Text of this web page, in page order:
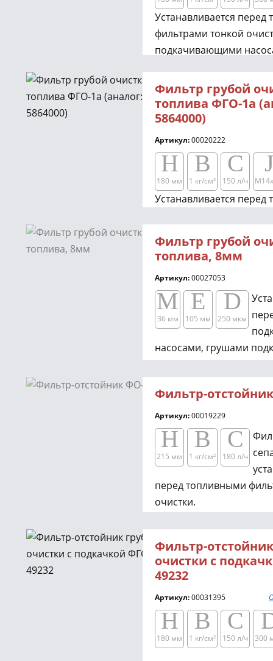
Устанавливается
фильтрами тонкой
подкачивающими
топлива через
Фильтр грубой
топлива ФГО-1а
5864000)
Артикул:00020222
H
180 мм
B
1 кг/см²​​
C
150 л/ч
Устанавливается
грубой очистки и
топлива через
Фильтр грубой
топлива, 8мм
Артикул:00027053
M
36 мм
E
105 мм
D
250 мкм
насосами, грушами
обратными клапанами
предотвращения
от мусора.
Фильтр-
Артикул:00019229
H
215 мм
B
1 кг/см²​​
C
180 л/ч
перед топливными
очистки.
Фильтр-
очистки с
49232
Артикул:00031395
H
180 мм
B
1 кг/см²​​
C
150 л/ч 300